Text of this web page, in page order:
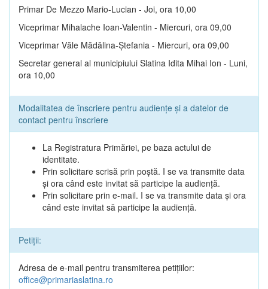
Primar De Mezzo Mario-Lucian - Joi, ora 10,00
Viceprimar Mihalache Ioan-Valentin - Miercuri, ora 09,00
Viceprimar Văle Mădălina-Ștefania - Miercuri, ora 09,00
Secretar general al municipiului Slatina Idita Mihai Ion - Luni,
ora 10,00
Modalitatea de înscriere pentru audiențe și a datelor de
contact pentru înscriere
La Registratura Primăriei, pe baza actului de
identitate.
Prin solicitare scrisă prin poștă. I se va transmite data
și ora când este invitat să participe la audiență.
Prin solicitare prin e-mail. I se va transmite data și ora
când este invitat să participe la audiență.
Petiții:
Adresa de e-mail pentru transmiterea petițiilor:
office@primariaslatina.ro